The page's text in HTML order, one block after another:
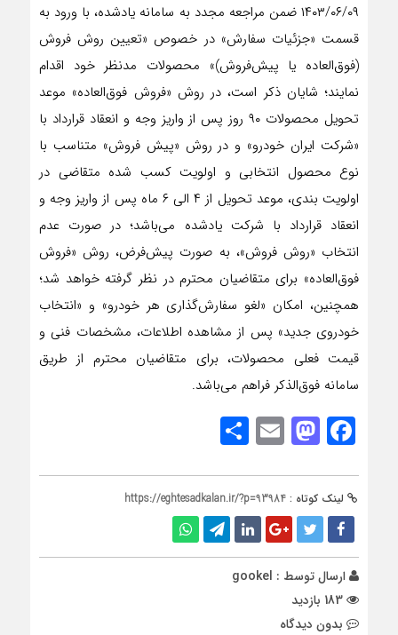
۱۴۰۳/۰۶/۰۹ ضمن مراجعه مجدد به سامانه یادشده، با ورود به
قسمت «جزئیات سفارش» در خصوص «تعیین روش فروش
(فوق‌العاده یا پیش‌فروش)» محصولات مدنظر خود اقدام
نمایند؛ شایان ذکر است، در روش «فروش فوق‌العاده» موعد
تحویل محصولات ۹۰ روز پس از واريز وجه و انعقاد قرارداد با
«شركت ايران خودرو» و در روش «پيش فروش» متناسب با
نوع محصول انتخابی و اولويت كسب شده متقاضي در
اولويت بندی، موعد تحویل از ۴ الی ۶ ماه پس از واريز وجه و
انعقاد قرارداد با شرکت یادشده می‌باشد؛ در صورت عدم
انتخاب «روش فروش»، به صورت پیش‌فرض، روش «فروش
فوق‌العاده» برای متقاضیان محترم در نظر گرفته خواهد شد؛
همچنین، امکان «لغو سفارش‌گذاری هر خودرو» و «انتخاب
خودروی جديد» پس از مشاهده اطلاعات، مشخصات فنی و
قيمت فعلی محصولات، برای متقاضيان محترم از طريق
سامانه فوق‌الذکر فراهم می‌باشد.
Facebook
Mastodon
Email
لینک کوتاه : https://eghtesadkalan.ir/?p=93984
ارسال توسط : gookel
بدون دیدگاه